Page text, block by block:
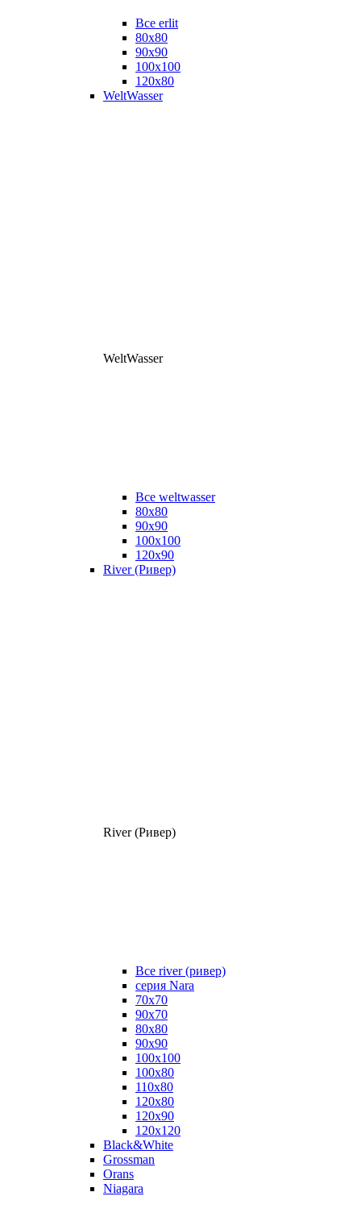
Все erlit
80x80
90x90
100x100
120x80
WeltWasser
WeltWasser
Все weltwasser
80x80
90x90
100x100
120x90
River (Ривер)
River (Ривер)
Все river (ривер)
серия Nara
70х70
90х70
80x80
90x90
100x100
100х80
110х80
120x80
120х90
120х120
Black&White
Grossman
Orans
Niagara